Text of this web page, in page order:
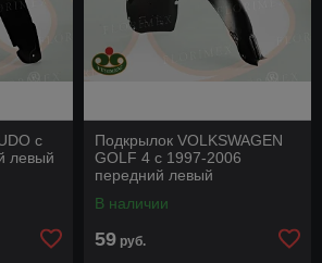
c
левый
Подкрылок VOLKSWAGEN
GOLF 4 с 1997-2006
передний левый
В наличии
59 руб.